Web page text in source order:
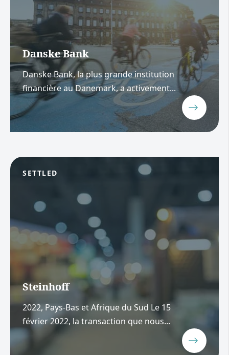
Danske Bank
Danske Bank, la plus grande institution
financière au Danemark, a activement...
SETTLED
Steinhoff
2022, Pays-Bas et Afrique du Sud Le 15
février 2022, la transaction que nous...